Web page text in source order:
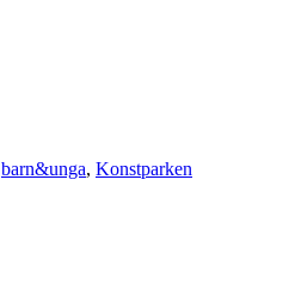
barn&unga, Konstparken